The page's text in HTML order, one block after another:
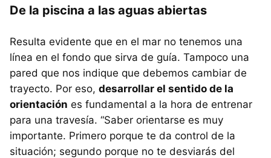
De la piscina a las aguas abiertas
Resulta evidente que en el mar no tenemos una
línea en el fondo que sirva de guía. Tampoco una
pared que nos indique que debemos cambiar de
trayecto. Por eso, desarrollar el sentido de la
orientación es fundamental a la hora de entrenar
para una travesía. “Saber orientarse es muy
importante. Primero porque te da control de la
situación; segundo porque no te desviarás del